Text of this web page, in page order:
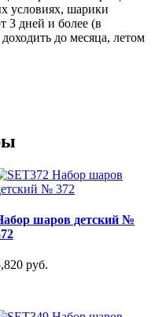
условиях, шарики
3 дней и более (в
до месяца, летом
шаров детский №
руб.